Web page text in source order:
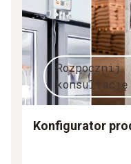
Rozpocznij
konsultację
Konfigurator